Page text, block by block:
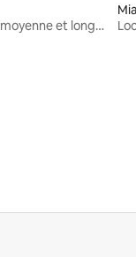
Locations moyenne et longue durée